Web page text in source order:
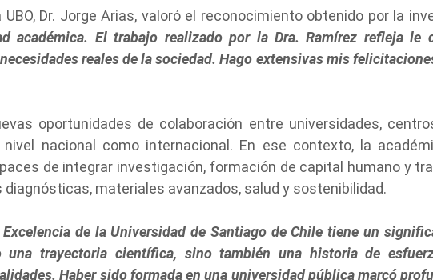
Dr. Jorge Arias, valoró el reconocimiento obtenido por la
académica. El trabajo realizado por la Dra. Ramírez refleja
reales de la sociedad.Hago extensivas mis
oportunidades de colaboración entre universidades,
nacional como internacional. En ese contexto, la
de integrar investigación, formación de capital humano y
materiales avanzados, salud y sostenibilidad.
Excelencia de la Universidad de Santiago de Chile tiene un
una trayectoria científica, sino también una historia de
Haber sido formada en una universidad pública marcó